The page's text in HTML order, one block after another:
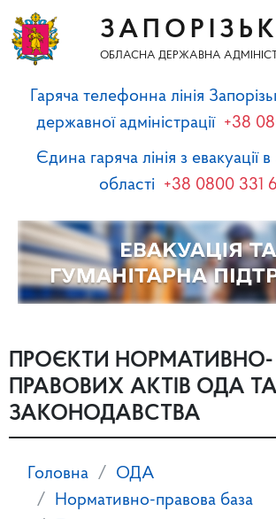
ОБЛАСНА ДЕРЖАВНА
Гаряча телефонна лінія
державної адміністрації +38
Єдина гаряча лінія з евакуації в
області +38 0800 331
ПРОЄКТИ НОРМАТИВНО-
ПРАВОВИХ АКТІВ ОДА ТА
ЗАКОНОДАВСТВА
Головна
ОДА
Нормативно-правова база